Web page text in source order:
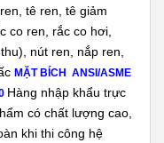
tê ren, tê giảm
co ren, rắc co hơi,
nút ren, nắp ren,
MẶT BÍCH ANSI/ASME
Hàng nhập khẩu trực
có chất lượng cao,
khi thi công hệ